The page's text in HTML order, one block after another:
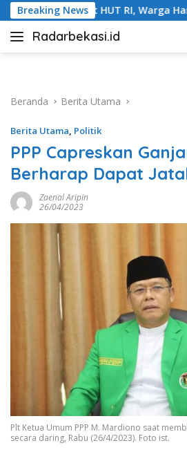
Langsung
ke
konten
Breaking News
Warga Harapan Jaya Bersih-bersih
Radarbekasi.id
Berita
Beranda
Berita Utama
Berita Utama, Politik
PPP Capreskan
Berharap Dapat
Zaenal Aripin
26/04/2023
Plt Ketua Umum PPP M. Mardiono saat
secara daring, Rabu (26/4/2023). Foto ist.